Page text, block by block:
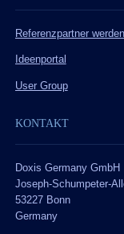
Referenzpartner werden
Ideenportal
User Group
KONTAKT
Doxis Germany GmbH
Joseph-Schumpeter-
53227 Bonn
Germany